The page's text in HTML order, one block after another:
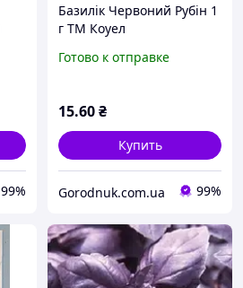
99%
Базилік Червоний Рубін 1
г ТМ Коуел
Готово к отправке
15.60₴
Купить
Gorodnuk.com.ua 99%